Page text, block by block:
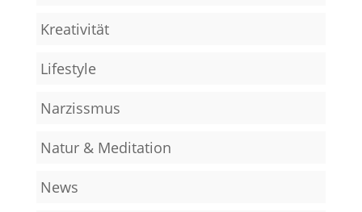
Kreativität
Lifestyle
Narzissmus
Natur & Meditation
News